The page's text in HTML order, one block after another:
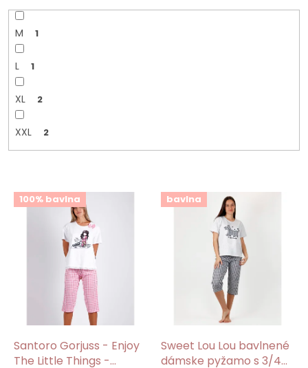
M 1
L 1
XL 2
XXL 2
V 100% bavlna
Santoro Gorjuss - Enjoy
The Little Things -
bavlna
Sweet Lou Lou bavlnené
dámske pyžamo s 3/4